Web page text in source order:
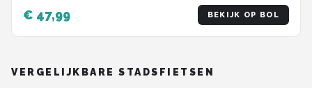
€ 47,99 BEKIJK OP BOL
VERGELIJKBARE STADSFIETSEN